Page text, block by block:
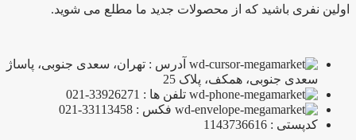
اولین نفری باشید که از محصولات جدید ما مطلع می شوید.
آدرس : تهران، سعدی جنوبی، پاساژ
سعدی جنوبی، همکف، پلاک 25
تلفن ها : 33926271-021
فکس : 33113458-021
کدپستی : 1143736616